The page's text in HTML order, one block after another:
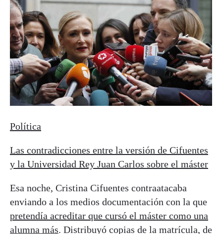
Política
Las contradicciones entre la versión de Cifuentes
y la Universidad Rey Juan Carlos sobre el máster
Esa noche, Cristina Cifuentes contraatacaba
enviando a los medios documentación con la que
pretendía acreditar que cursó el máster como una
alumna más. Distribuyó copias de la matrícula, de